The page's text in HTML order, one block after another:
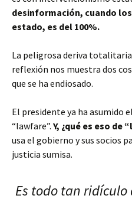
desinformación, cuando
estado, es del 100%.
La peligrosa deriva totalitaria
reflexión nos muestra dos
que se ha endiosado.
El presidente ya ha asumido
“lawfare”. Y, ¿qué es eso de
usa el gobierno y sus socios
justicia sumisa.
Es todo tan